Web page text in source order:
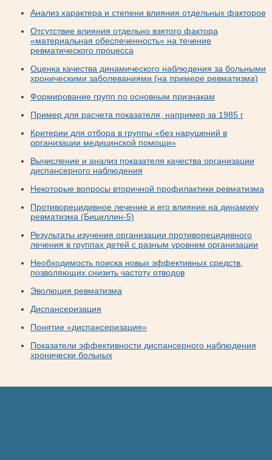
Анализ характера и степени влияния отдельных факторов
Отсутствие влияния отдельно взятого фактора
«материальная обеспеченность» на течение
ревматического процесса
Оценка качества динамического наблюдения за больными
хроническими заболеваниями (на примере ревматизма)
Формирование групп по основным признакам
Пример для расчета показателя, например за 1985 г
Критерии для отбора в группы «без нарушений в
организации медицинской помощи»
Вычисление и анализ показателя качества организации
диспансерного наблюдения
Некоторые вопросы вторичной профилактики ревматизма
Противорецидивное лечение и его влияние на динамику
ревматизма (Бициллин-5)
Результаты изучения организации противорецидивного
лечения в группах детей с разным уровнем организации
Необходимость поиска новых эффективных средств,
позволяющих снизить частоту отводов
Эволюция ревматизма
Диспансеризация
Понятие «диспансеризация»
Показатели эффективности диспансерного наблюдения
хронически больных